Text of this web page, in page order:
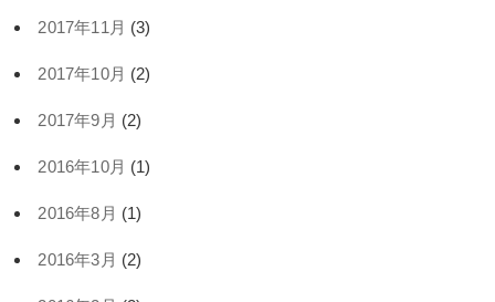
2017年11月 (3)
2017年10月 (2)
2017年9月 (2)
2016年10月 (1)
2016年8月 (1)
2016年3月 (2)